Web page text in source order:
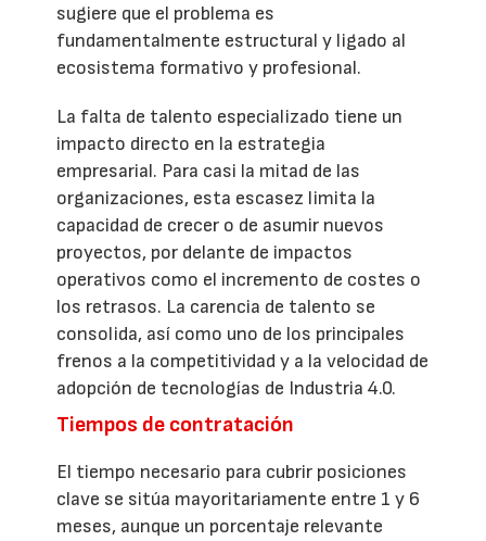
sugiere que el problema es
fundamentalmente estructural y ligado al
ecosistema formativo y profesional.
La falta de talento especializado tiene un
impacto directo en la estrategia
empresarial. Para casi la mitad de las
organizaciones, esta escasez limita la
capacidad de crecer o de asumir nuevos
proyectos, por delante de impactos
operativos como el incremento de costes o
los retrasos. La carencia de talento se
consolida, así como uno de los principales
frenos a la competitividad y a la velocidad de
adopción de tecnologías de Industria 4.0.
Tiempos de contratación
El tiempo necesario para cubrir posiciones
clave se sitúa mayoritariamente entre 1 y 6
meses, aunque un porcentaje relevante